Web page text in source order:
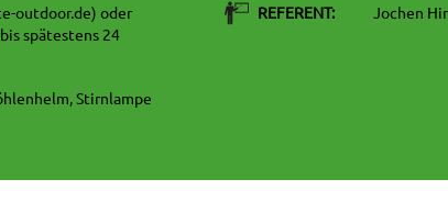
outdoor.de) oder
spätestens 24
REFERENT: Jochen
Stirnlampe